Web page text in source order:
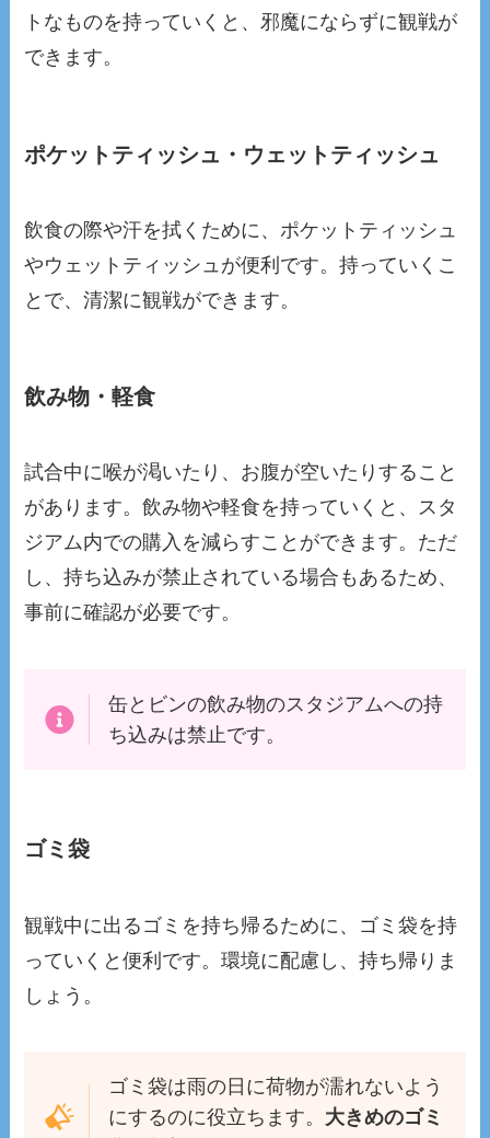
トなものを持っていくと、邪魔にならずに観戦が
できます。
ポケットティッシュ・ウェットティッシュ
飲食の際や汗を拭くために、ポケットティッシュ
やウェットティッシュが便利です。持っていくこ
とで、清潔に観戦ができます。
飲み物・軽食
試合中に喉が渇いたり、お腹が空いたりすること
があります。飲み物や軽食を持っていくと、スタ
ジアム内での購入を減らすことができます。ただ
し、持ち込みが禁止されている場合もあるため、
事前に確認が必要です。
缶とビンの飲み物のスタジアムへの持
ち込みは禁止です。
ゴミ袋
観戦中に出るゴミを持ち帰るために、ゴミ袋を持
っていくと便利です。環境に配慮し、持ち帰りま
しょう。
ゴミ袋は雨の日に荷物が濡れないよう
にするのに役立ちます。 大きめのゴミ